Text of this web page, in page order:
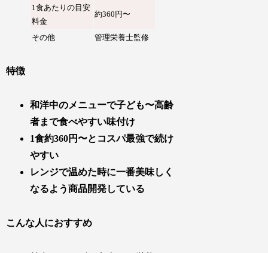
1食あたりの目安
料金
約360円〜
その他 管理栄養士監修
特徴
和洋中のメニューで子ども〜高齢
者まで食べやすい味付け
1食約360円〜とコスパ最強で続け
やすい
レンジで温めた時に一番美味しく
なるよう商品開発している
こんな人におすすめ